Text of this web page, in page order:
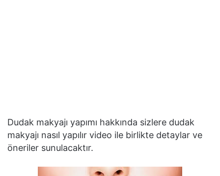
Dudak makyajı yapımı hakkında sizlere dudak
makyajı nasıl yapılır video ile birlikte detaylar ve
öneriler sunulacaktır.